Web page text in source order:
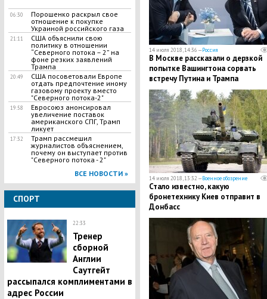
06:30
Порошенко раскрыл свое
отношение к покупке
Украиной российского газа
21:11
США объяснили свою
политику в отношении
“Северного потока – 2” на
фоне резких заявлений
Трампа
20:49
США посоветовали Европе
отдать предпочтение иному
газовому проекту вместо
"Северного потока-2"
19:58
Евросоюз анонсировал
увеличение поставок
американского СПГ, Трамп
ликует
17:32
Трамп рассмешил
журналистов объяснением,
почему он выступает против
"Северного потока - 2"
ВСЕ НОВОСТИ »
СПОРТ
22:33
Тренер
сборной
Англии
Саутгейт
рассыпался комплиментами в
адрес России
14 июля 2018, 14:36 —Россия
В Москве рассказали о дерзкой
попытке Вашингтона сорвать
встречу Путина и Трампа
14 июля 2018, 13:32 —Военное обозрение
Стало известно, какую
бронетехнику Киев отправит в
Донбасс